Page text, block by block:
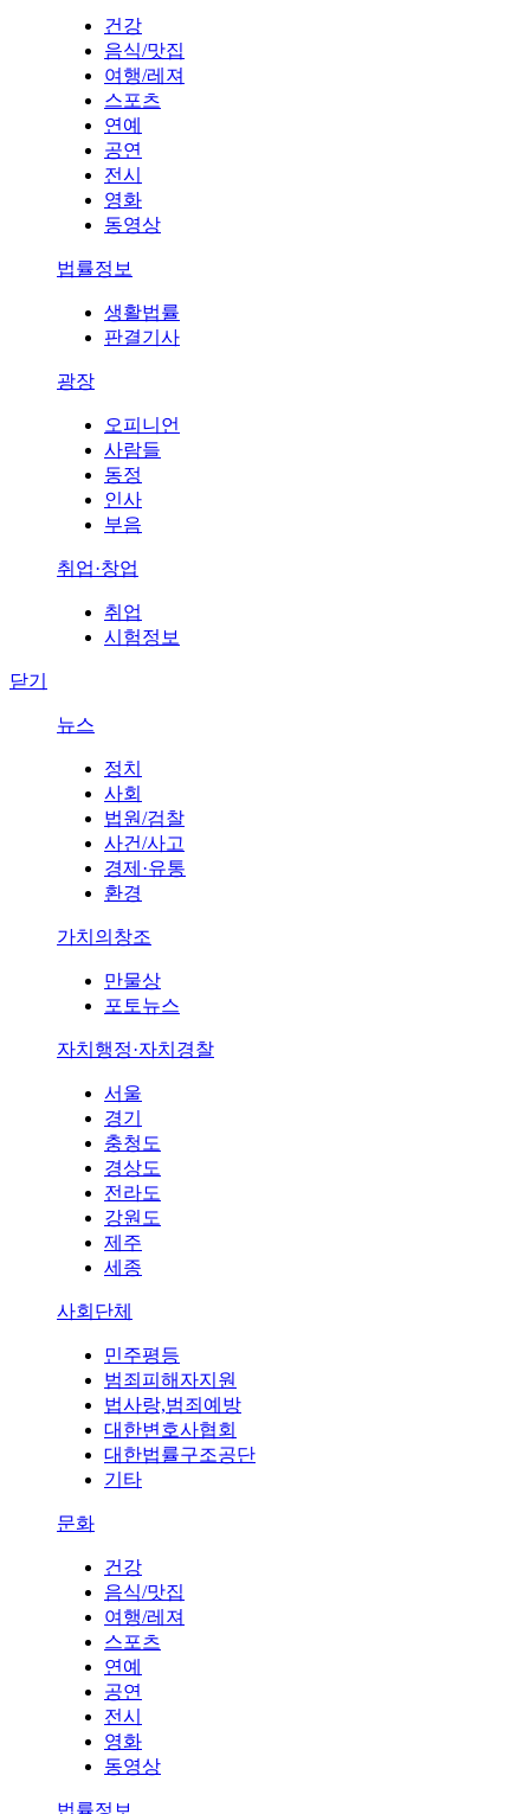
건강
음식/맛집
여행/레져
스포츠
연예
공연
전시
영화
동영상
법률정보
생활법률
판결기사
광장
오피니언
사람들
동정
인사
부음
취업·창업
취업
시험정보
닫기
뉴스
정치
사회
법원/검찰
사건/사고
경제·유통
환경
가치의창조
만물상
포토뉴스
자치행정·자치경찰
서울
경기
충청도
경상도
전라도
강원도
제주
세종
사회단체
민주평등
범죄피해자지원
법사랑,범죄예방
대한변호사협회
대한법률구조공단
기타
문화
건강
음식/맛집
여행/레져
스포츠
연예
공연
전시
영화
동영상
법률정보